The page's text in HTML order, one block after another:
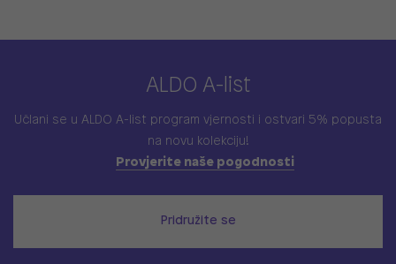
ALDO A-list
Učlani se u ALDO A-list program vjernosti i ostvari 5% popusta
na novu kolekciju!
Provjerite naše pogodnosti
Pridružite se